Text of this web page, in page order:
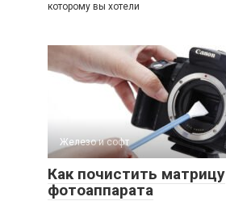
которому вы хотели
Железо и софт
Как почистить матрицу
фотоаппарата